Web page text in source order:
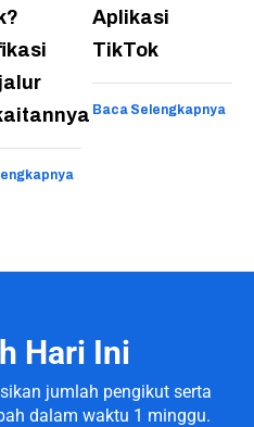
Aplikasi
TikTok
Baca Selengkapnya
Hari Ini
jumlah pengikut serta
dalam waktu 1 minggu.